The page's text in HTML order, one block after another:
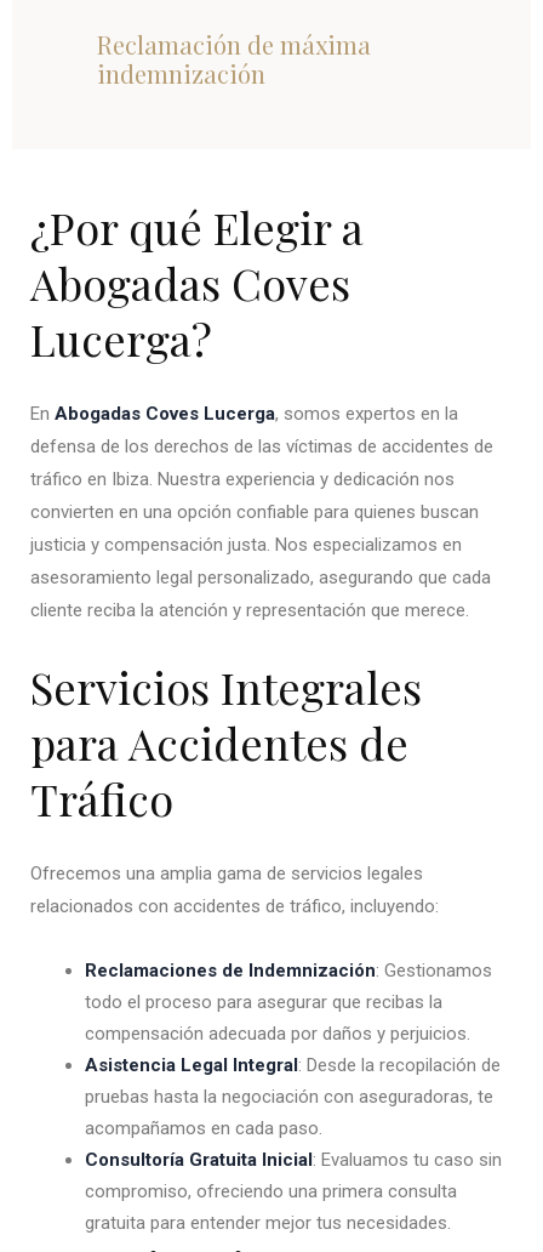
Reclamación de máxima
indemnización
¿Por qué Elegir a
Abogadas Coves
Lucerga?
En Abogadas Coves Lucerga, somos expertos en la
defensa de los derechos de las víctimas de accidentes de
tráfico en Ibiza. Nuestra experiencia y dedicación nos
convierten en una opción confiable para quienes buscan
justicia y compensación justa. Nos especializamos en
asesoramiento legal personalizado, asegurando que cada
cliente reciba la atención y representación que merece.
Servicios Integrales
para Accidentes de
Tráfico
Ofrecemos una amplia gama de servicios legales
relacionados con accidentes de tráfico, incluyendo:
Reclamaciones de Indemnización: Gestionamos
todo el proceso para asegurar que recibas la
compensación adecuada por daños y perjuicios.
Asistencia Legal Integral : Desde la recopilación de
pruebas hasta la negociación con aseguradoras, te
acompañamos en cada paso.
Consultoría Gratuita Inicial : Evaluamos tu caso sin
compromiso, ofreciendo una primera consulta
gratuita para entender mejor tus necesidades.